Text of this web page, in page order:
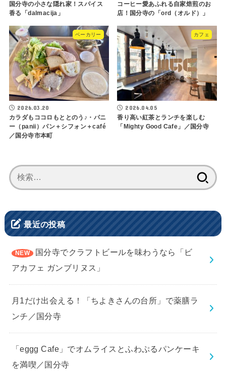
国分寺の小さな隠れ家！スパイス
香る「dalmacija」
コーヒー愛あふれる自家焙煎のお
店！国分寺の「ord（オルド）」
ベーカリー
2026.03.20
カラダもココロもととのう♪・パニ
ー（panii）パン＋シフォン＋café
／国分寺市本町
カフェ
2026.04.05
香り高い紅茶とランチを楽しむ
「Mighty Good Cafe」／国分寺
索:
最近の投稿
国分寺でクラフトビールを味わうなら「ビ
アカフェ ガンブリヌス」
月1だけ出会える！「ちよきさんの台所」で薬膳ラ
ンチ／国分寺
「eggg Cafe」でオムライスとふわぷるパンケーキ
を満喫／国分寺